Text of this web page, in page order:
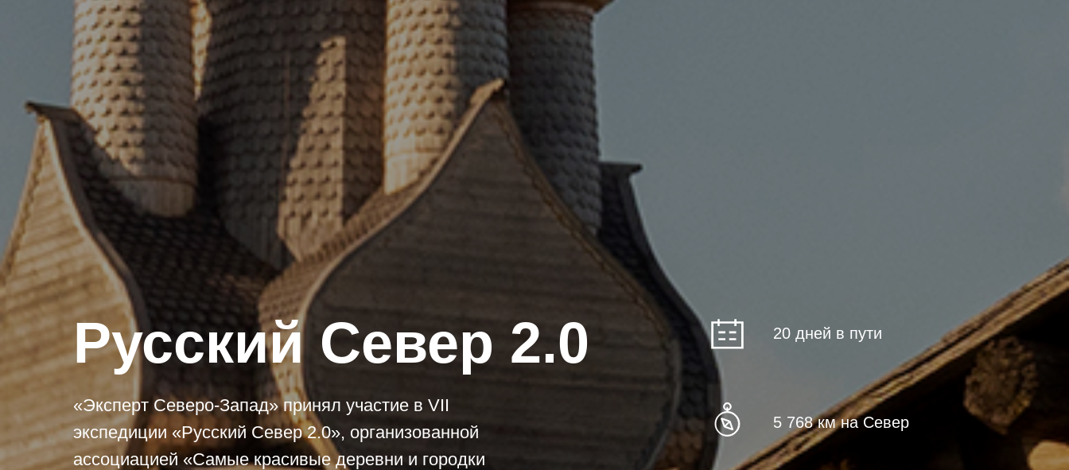
Русский Север 2.0
«Эксперт Северо-Запад» принял участие в VII
экспедиции «Русский Север 2.0», организованной
ассоциацией «Самые красивые деревни и городки
20 дней в пути
5 768 км на Север